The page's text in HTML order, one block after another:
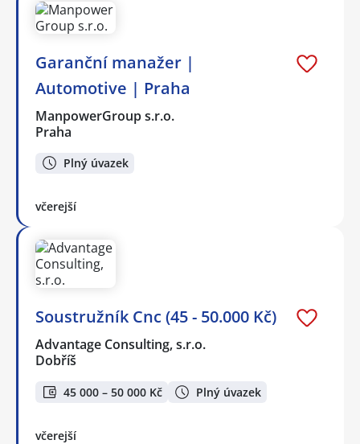
Garanční manažer |
Automotive | Praha
ManpowerGroup s.r.o.
Praha
Plný úvazek
včerejší
Soustružník Cnc (45 - 50.000 Kč)
Advantage Consulting, s.r.o.
Dobříš
45 000 – 50 000 Kč Plný úvazek
včerejší